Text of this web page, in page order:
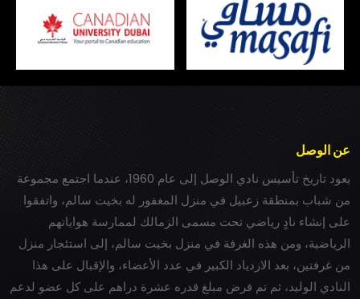
عن الوصل
يعود تاريخ تأسيس نادي الوصل إلى عام 1960، عندما اجتمع مجموعة
من شباب بمنطقة زعبيل في منزل المغفور له بخيت سالم، واتفقوا
على إنشاء نادٍ رياضي تحت مسمى الزمالك لممارسة هواياتهم
الرياضية، ومن هذه الغرفة في منزل بخيت سالم، إلى استئجار منزل
من غرفتين، بعد الازدياد الكبير في عدد الأعضاء، والإقبال على هذا
النادي الوليد، ثم تم فرض مبلغ قدره عشرة دراهم على كل عضو لدعم